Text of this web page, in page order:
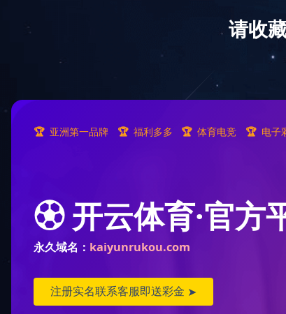
首页
汇润机械——我们的产品